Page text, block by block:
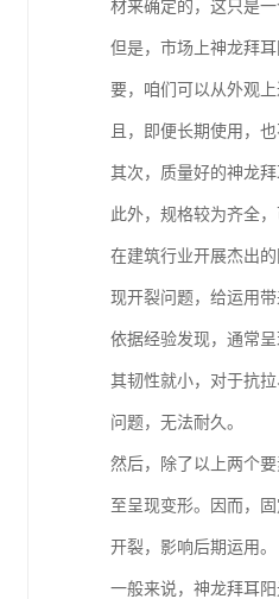
材来确定的，这只是一
但是，市场上神龙拜
要，咱们可以从外观
且，即便长期使用，
其次，质量好的神龙
此外，规格较为齐全
在建筑行业开展杰出
现开裂问题，给运用
依据经验发现，通常
其韧性就小，对于抗
问题，无法耐久。
然后，除了以上两个
至呈现变形。因而，
开裂，影响后期运用。
一般来说，神龙拜耳